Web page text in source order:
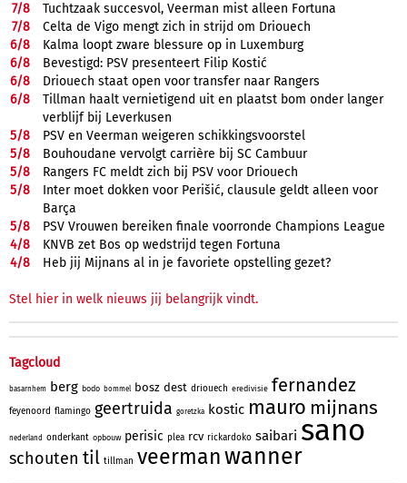
7/8
Tuchtzaak succesvol, Veerman mist alleen Fortuna
7/8
Celta de Vigo mengt zich in strijd om Driouech
6/8
Kalma loopt zware blessure op in Luxemburg
6/8
Bevestigd: PSV presenteert Filip Kostić
6/8
Driouech staat open voor transfer naar Rangers
6/8
Tillman haalt vernietigend uit en plaatst bom onder langer
verblijf bij Leverkusen
5/8
PSV en Veerman weigeren schikkingsvoorstel
5/8
Bouhoudane vervolgt carrière bij SC Cambuur
5/8
Rangers FC meldt zich bij PSV voor Driouech
5/8
Inter moet dokken voor Perišić, clausule geldt alleen voor
Barça
5/8
PSV Vrouwen bereiken finale voorronde Champions League
4/8
KNVB zet Bos op wedstrijd tegen Fortuna
4/8 Heb jij Mijnans al in je favoriete opstelling gezet?
Stel hier in welk nieuws jij belangrijk vindt.
Tagcloud
basarnhem berg bodo bommel bosz dest driouech eredivisie fernandez
feyenoord flamingo geertruida goretzka kostic mauro mijnans
nederland onderkant opbouw perisic plea rcv rickardoko saibari sano
schouten til tillman veermanwanner